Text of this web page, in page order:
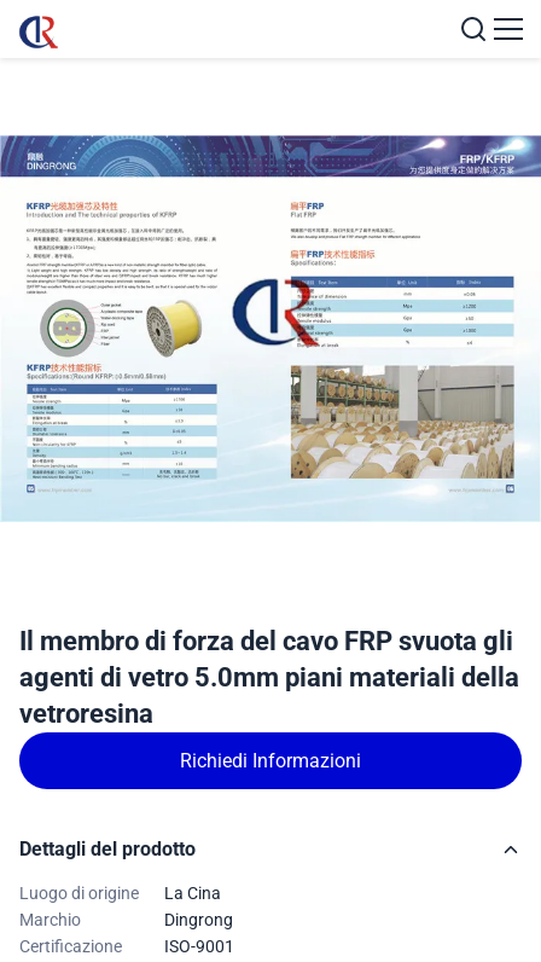
Il membro di forza del cavo FRP svuota gli
agenti di vetro 5.0mm piani materiali della
vetroresina
Richiedi Informazioni
Dettagli del prodotto
Luogo di origine
La Cina
Marchio
Dingrong
Certificazione
ISO-9001